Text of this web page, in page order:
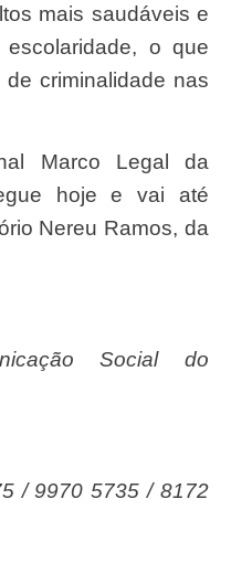
mais saudáveis e
o que
criminalidade nas
hoje e vai até
Nereu Ramos, da